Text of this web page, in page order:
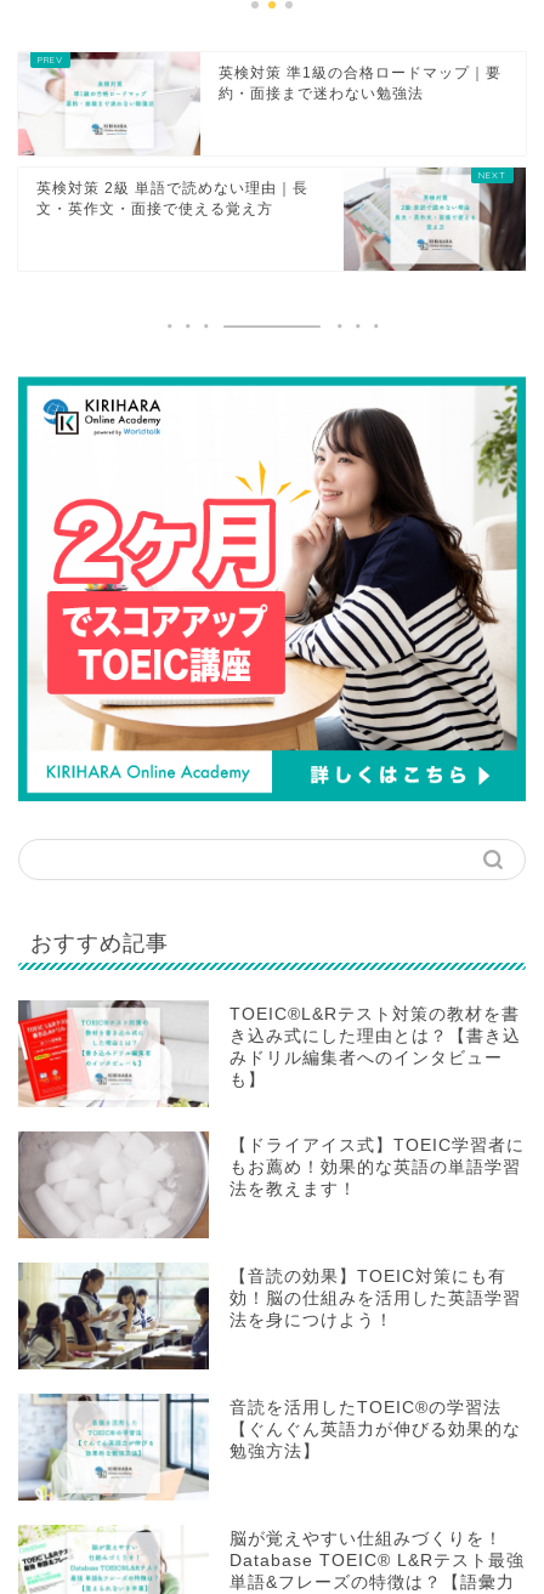
英検対策 準1級の合格ロードマップ｜要
約・面接まで迷わない勉強法
英検対策 2級 単語で読めない理由｜長
文・英作文・面接で使える覚え方
おすすめ記事
TOEIC®L&Rテスト対策の教材を書
き込み式にした理由とは？【書き込
みドリル編集者へのインタビュー
も】
【ドライアイス式】TOEIC学習者に
もお薦め！効果的な英語の単語学習
法を教えます！
【音読の効果】TOEIC対策にも有
効！脳の仕組みを活用した英語学習
法を身につけよう！
音読を活用したTOEIC®の学習法
【ぐんぐん英語力が伸びる効果的な
勉強方法】
脳が覚えやすい仕組みづくりを！
Database TOEIC® L&Rテスト最強
単語&フレーズの特徴は？【語彙力